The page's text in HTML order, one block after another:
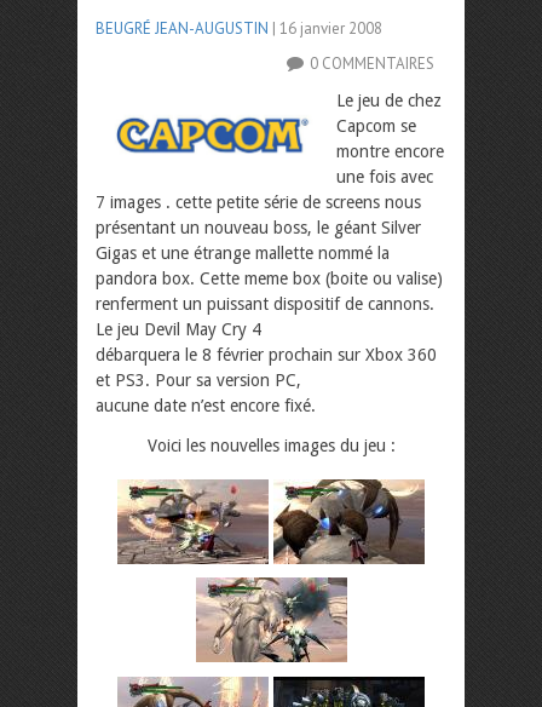
BEUGRÉ JEAN-AUGUSTIN | 16 janvier 2008
0 COMMENTAIRES
Le jeu de chez
Capcom se
montre encore
une fois avec
7 images . cette petite série de screens nous
présentant un nouveau boss, le géant Silver
Gigas et une étrange mallette nommé la
pandora box. Cette meme box (boite ou valise)
renferment un puissant dispositif de cannons.
Le jeu Devil May Cry 4
débarquera le 8 février prochain sur Xbox 360
et PS3. Pour sa version PC,
aucune date n’est encore fixé.
Voici les nouvelles images du jeu :